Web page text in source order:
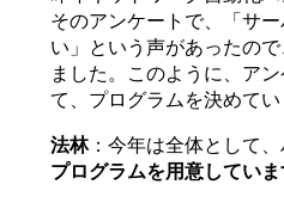
そのアンケートで、「サ
い」という声があったの
ました。このように、ア
て、プログラムを決めてい
法林：今年は全体として
プログラムを用意していま